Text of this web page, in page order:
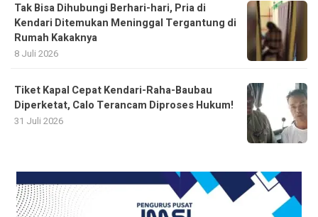
Tak Bisa Dihubungi Berhari-hari, Pria di
Kendari Ditemukan Meninggal Tergantung di
Rumah Kakaknya
8 Juli 2026
Tiket Kapal Cepat Kendari-Raha-Baubau
Diperketat, Calo Terancam Diproses Hukum!
31 Juli 2026